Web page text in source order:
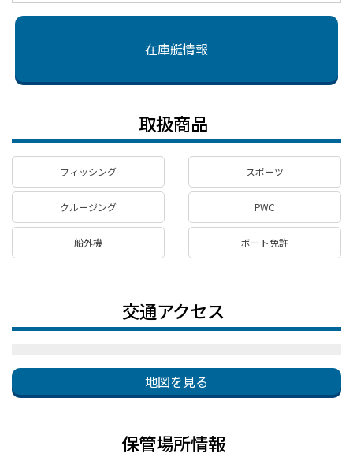
在庫艇情報
取扱商品
フィッシング スポーツ
クルージング PWC
船外機 ボート免許
交通アクセス
地図を見る
保管場所情報